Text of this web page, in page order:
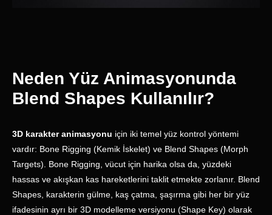
Neden Yüz Animasyonunda
Blend Shapes Kullanılır?
3D karakter animasyonu için iki temel yüz kontrol yöntemi
vardır: Bone Rigging (Kemik İskelet) ve Blend Shapes (Morph
Targets). Bone Rigging, vücut için harika olsa da, yüzdeki
hassas ve akışkan kas hareketlerini taklit etmekte zorlanır. Blend
Shapes, karakterin gülme, kaş çatma, şaşırma gibi her bir yüz
ifadesinin ayrı bir 3D modelleme versiyonu (Shape Key) olarak